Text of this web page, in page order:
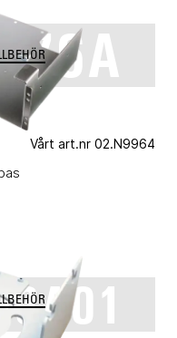
Vårt art.nr 02.N9964